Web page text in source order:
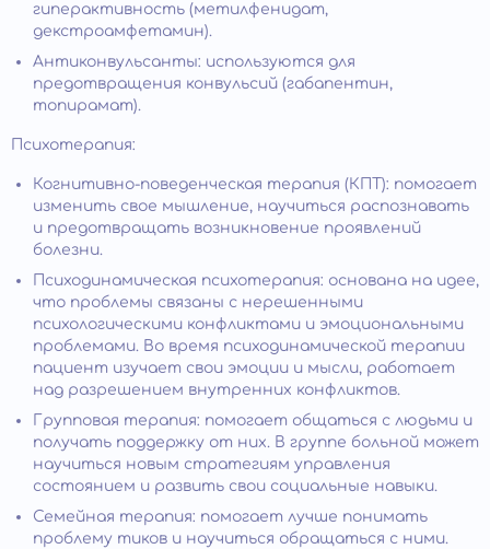
гиперактивность (метилфенидат,
декстроамфетамин).
Антиконвульсанты: используются для
предотвращения конвульсий (габапентин,
топирамат).
Психотерапия:
Когнитивно-поведенческая терапия (КПТ): помогает
изменить свое мышление, научиться распознавать
и предотвращать возникновение проявлений
болезни.
Психодинамическая психотерапия: основана на идее,
что проблемы связаны с нерешенными
психологическими конфликтами и эмоциональными
проблемами. Во время психодинамической терапии
пациент изучает свои эмоции и мысли, работает
над разрешением внутренних конфликтов.
Групповая терапия: помогает общаться с людьми и
получать поддержку от них. В группе больной может
научиться новым стратегиям управления
состоянием и развить свои социальные навыки.
Семейная терапия: помогает лучше понимать
проблему тиков и научиться обращаться с ними.